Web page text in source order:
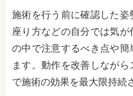
施術を行う前に確認した姿
座り方などの自分では気
の中で注意するべき点や
ます。動作を改善しなが
で施術の効果を最大限持続